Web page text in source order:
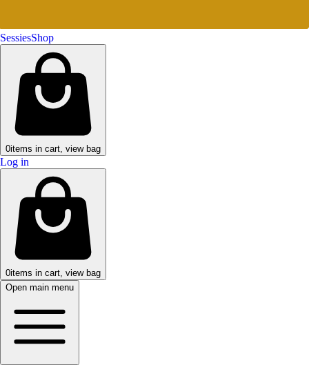
SessiesShop
0items in cart, view bag
Log in
0items in cart, view bag
Open main menu